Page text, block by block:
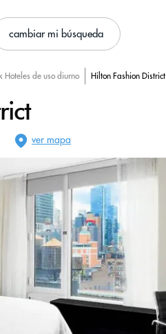
cambiar mi búsqueda
Hoteles de uso diurno Hilton Fashion District
ver mapa